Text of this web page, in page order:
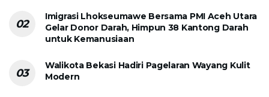
Imigrasi Lhokseumawe Bersama PMI Aceh Utara
Gelar Donor Darah, Himpun 38 Kantong Darah
untuk Kemanusiaan
Walikota Bekasi Hadiri Pagelaran Wayang Kulit
Modern